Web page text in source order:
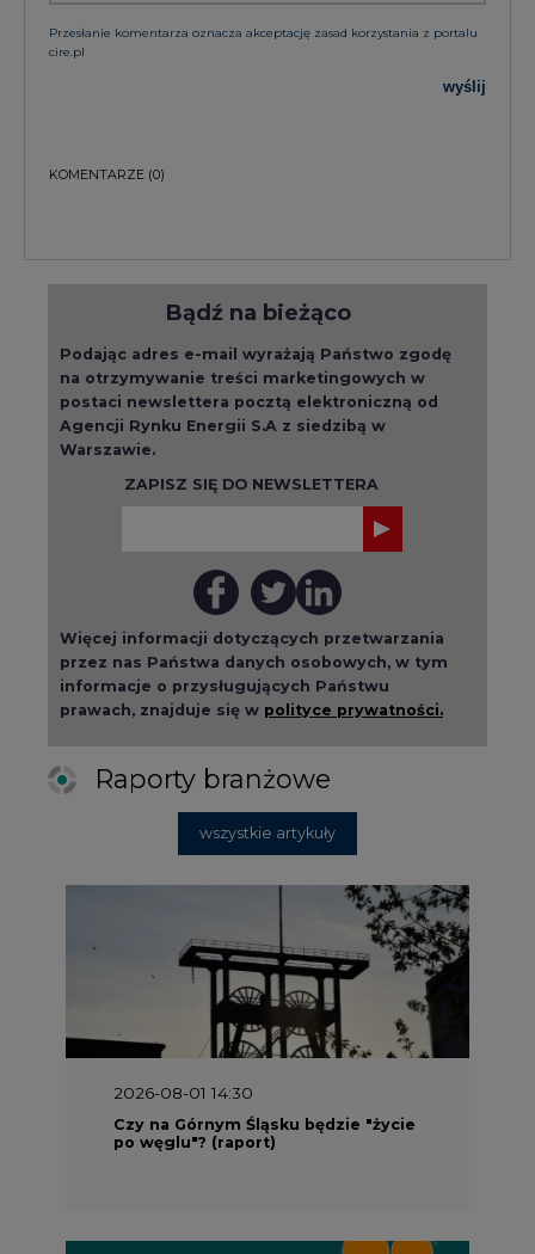
Podając adres e-mail wyrażają Państwo zgodę
na otrzymywanie treści marketingowych w
postaci newslettera pocztą elektroniczną od
Agencji Rynku Energii S.A z siedzibą w
Warszawie.
ZAPISZ SIĘ DO NEWSLETTERA
Więcej informacji dotyczących przetwarzania
przez nas Państwa danych osobowych, w tym
informacje o przysługujących Państwu
prawach, znajduje się w polityce prywatności.
Raporty branżowe
2026-08-01 14:30
Czy na Górnym Śląsku będzie "życie
po węglu"? (raport)